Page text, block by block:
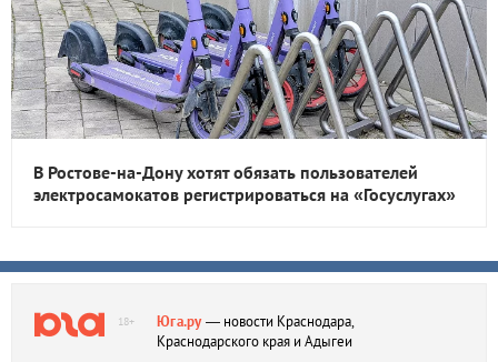
В Ростове-на-Дону хотят обязать пользователей
электросамокатов регистрироваться на «Госуслугах»
18+ Юга.ру— новости Краснодара,
Краснодарского края и Адыгеи